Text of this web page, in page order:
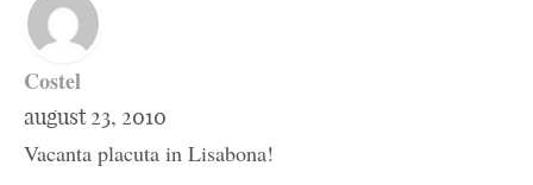
Costel
august 23, 2010
Vacanta placuta in Lisabona!